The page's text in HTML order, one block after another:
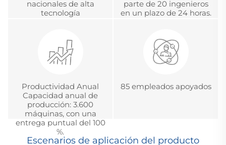
nacionales de alta
tecnología
parte de 20 ingenieros
en un plazo de 24 horas.
Productividad Anual
Capacidad anual de
producción: 3.600
máquinas, con una
entrega puntual del 100
%.
85 empleados apoyados
Escenarios de aplicación del producto